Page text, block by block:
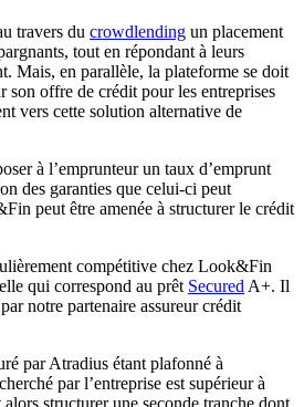
travers du crowdlending un placement
tout en répondant à leurs
Mais, en parallèle, la plateforme se doit
son offre de crédit pour les entreprises
vers cette solution alternative de
à l’emprunteur un taux d’emprunt
des garanties que celui-ci peut
peut être amenée à structurer le crédit
compétitive chez Look&Fin
qui correspond au prêt Secured A+. Il
notre partenaire assureur crédit
par Atradius étant plafonné à
par l’entreprise est supérieur à
structurer une seconde tranche dont